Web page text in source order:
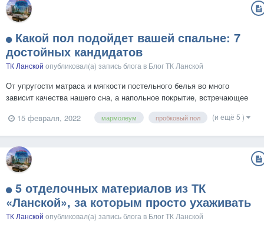
Какой пол подойдет вашей спальне: 7
достойных кандидатов
ТК Ланской опубликовал(а) запись блога в Блог ТК Ланской
От упругости матраса и мягкости постельного белья во много
зависит качества нашего сна, а напольное покрытие, встречающее
наши босые ноги после пробуждения, может повлиять на качество
утра. Каким может быть пол в спальне? Рассказываем. Пробка
15 февраля, 2022 мармолеум пробковый пол (и ещё 5 )
5 отделочных материалов из ТК
«‎Ланской»‎, за которым просто ухаживать
ТК Ланской опубликовал(а) запись блога в Блог ТК Ланской